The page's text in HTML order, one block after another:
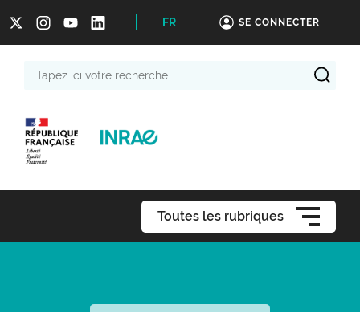
FR SE CONNECTER
Toutes les rubriques